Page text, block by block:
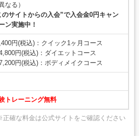
なる）
のサイトからの入会”で入会金0円キャン
ン実施中！
円(税込)：クイック1ヶ月コース
円(税込)：ダイエットコース
円(税込)：ボディメイクコース
トレーニング無料
正確な料金は公式サイトをご確認ください